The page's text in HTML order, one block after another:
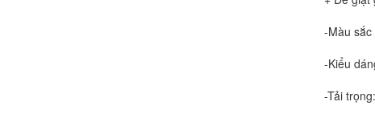
-Màu
-Kiểu
-Tải